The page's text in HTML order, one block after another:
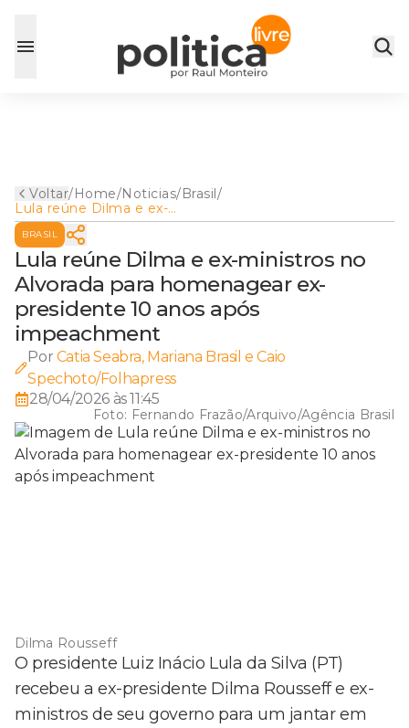
Voltar/Home/Noticias/Brasil/
Lula reúne Dilma e ex-
ministros no Alvorada para
homenagear ex-presidente
10 anos após impeachment
BRASIL
Lula reúne Dilma e ex-ministros no
Alvorada para homenagear ex-
presidente 10 anos após
impeachment
Por Catia Seabra, Mariana Brasil e Caio
Spechoto/Folhapress
28/04/2026 às 11:45
Foto: Fernando Frazão/Arquivo/Agência Brasil
Dilma Rousseff
O presidente Luiz Inácio Lula da Silva (PT)
recebeu a ex-presidente Dilma Rousseff e ex-
ministros de seu governo para um jantar em